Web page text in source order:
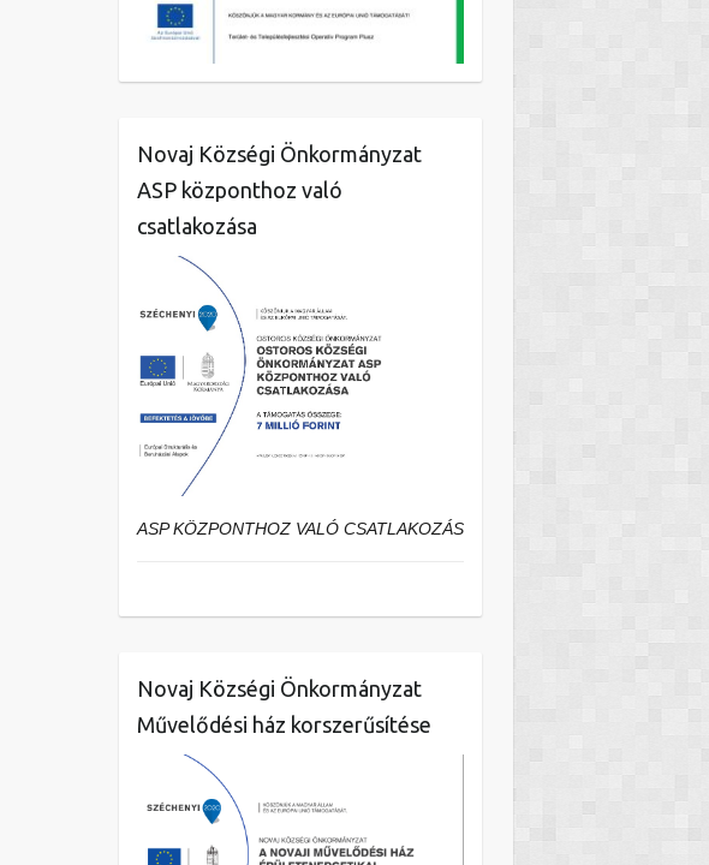
Novaj Községi Önkormányzat
ASP központhoz való
csatlakozása
ASP KÖZPONTHOZ VALÓ CSATLAKOZÁS
Novaj Községi Önkormányzat
Művelődési ház korszerűsítése